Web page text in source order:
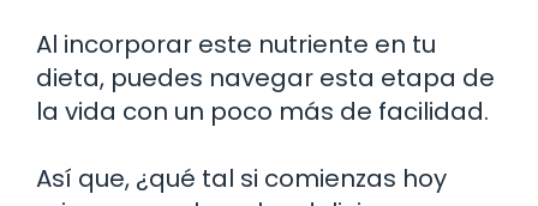
Al incorporar este nutriente en tu
dieta, puedes navegar esta etapa de
la vida con un poco más de facilidad.
Así que, ¿qué tal si comienzas hoy